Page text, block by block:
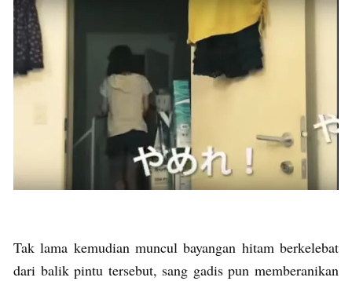
Tak lama kemudian muncul bayangan hitam berkelebat
dari balik pintu tersebut, sang gadis pun memberanikan